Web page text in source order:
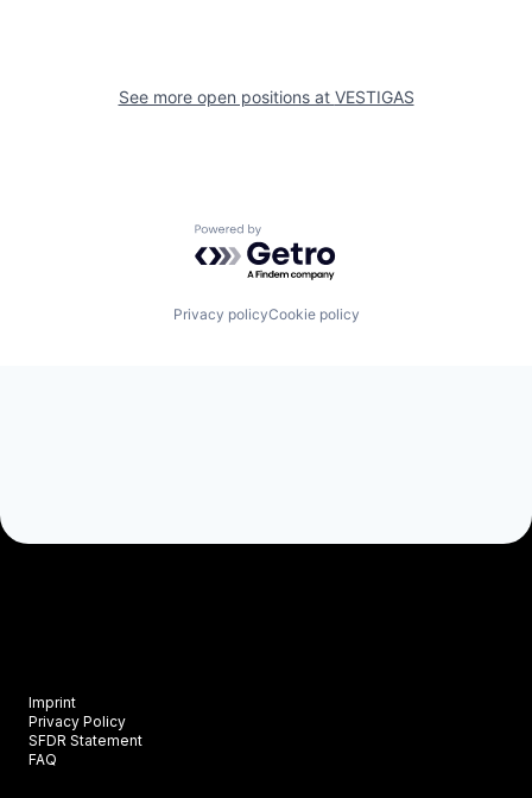
See more open positions at VESTIGAS
Powered by Getro.com
Privacy policyCookie policy
Imprint
Privacy Policy
SFDR Statement
FAQ